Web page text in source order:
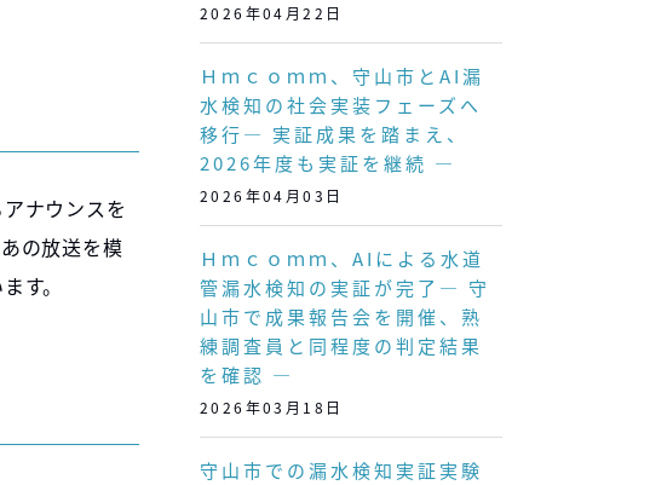
ナウンスを
の放送を模
す。
2026年04月22日
Ｈｍｃｏｍｍ、守山市とAI漏
水検知の社会実装フェーズへ
移行― 実証成果を踏まえ、
2026年度も実証を継続 ―
2026年04月03日
Ｈｍｃｏｍｍ、AIによる水道
管漏水検知の実証が完了― 守
山市で成果報告会を開催、熟
練調査員と同程度の判定結果
を確認 ―
2026年03月18日
守山市での漏水検知実証実験